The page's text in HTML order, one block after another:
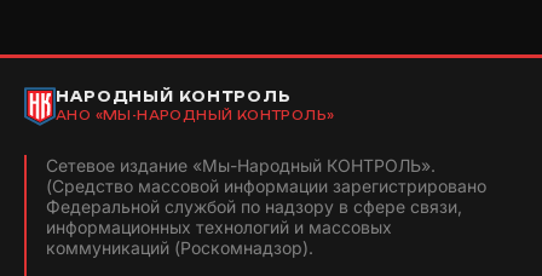
НАРОДНЫЙ КОНТРОЛЬ
АНО «МЫ-НАРОДНЫЙ КОНТРОЛЬ»
Сетевое издание «Мы-Народный КОНТРОЛЬ».
(Средство массовой информации зарегистрировано
Федеральной службой по надзору в сфере связи,
информационных технологий и массовых
коммуникаций (Роскомнадзор).